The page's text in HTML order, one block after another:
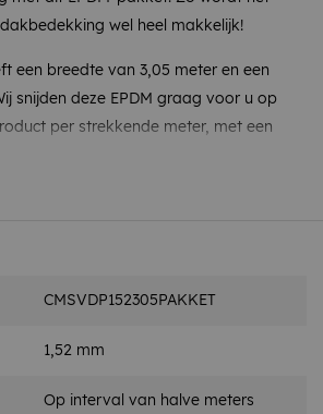
wel heel makkelijk!
een breedte van 3,05 meter en een
snijden deze EPDM graag voor u op
per strekkende meter, met een
ons op voor een vrijblijvende offerte.
CMSVDP152305PAKKET
1,52 mm
Op interval van halve meters